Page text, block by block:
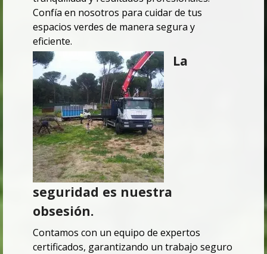
Confía en nosotros para cuidar de tus
espacios verdes de manera segura y
eficiente.
La
seguridad es nuestra
obsesión.
Contamos con un equipo de expertos
certificados, garantizando un trabajo seguro